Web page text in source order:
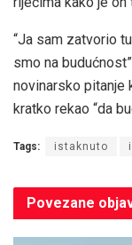
“Ja sam zatvorio
smo na
novinarsko pitanje
kratko rekao “da
Tags: istaknuto
Povezane